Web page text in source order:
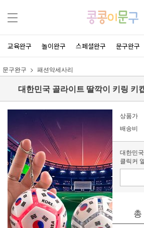
교육완구 놀이완구 스페셜완구 문구완구
문구완구 패션악세사리
대한민국 골라이트 딸깍이 키링 키
상품가
배송비
대한민
클릭커